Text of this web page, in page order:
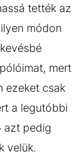
tették az
módon
mert
ezeket csak
a legutóbbi
azt pedig
velük.